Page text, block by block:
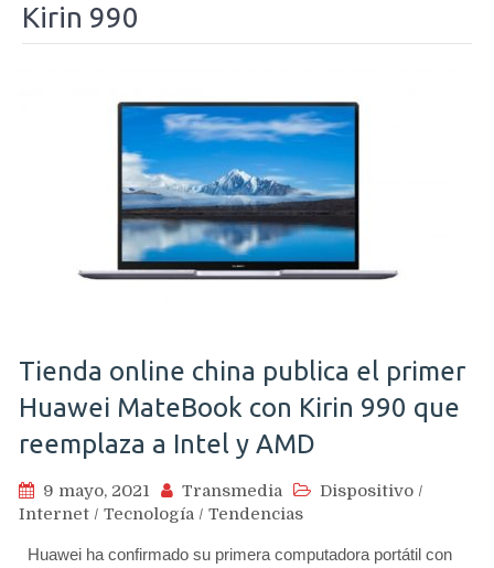
Kirin 990
Tienda online china publica el primer
Huawei MateBook con Kirin 990 que
reemplaza a Intel y AMD
9 mayo, 2021 Transmedia Dispositivo /
Internet / Tecnología / Tendencias
Huawei ha confirmado su primera computadora portátil con